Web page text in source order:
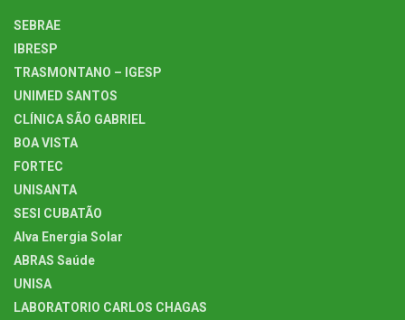
SEBRAE
IBRESP
TRASMONTANO – IGESP
UNIMED SANTOS
CLÍNICA SÃO GABRIEL
BOA VISTA
FORTEC
UNISANTA
SESI CUBATÃO
Alva Energia Solar
ABRAS Saúde
UNISA
LABORATORIO CARLOS CHAGAS